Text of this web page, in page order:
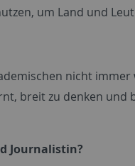
um Land und
nicht
breit zu denken
Journalistin?